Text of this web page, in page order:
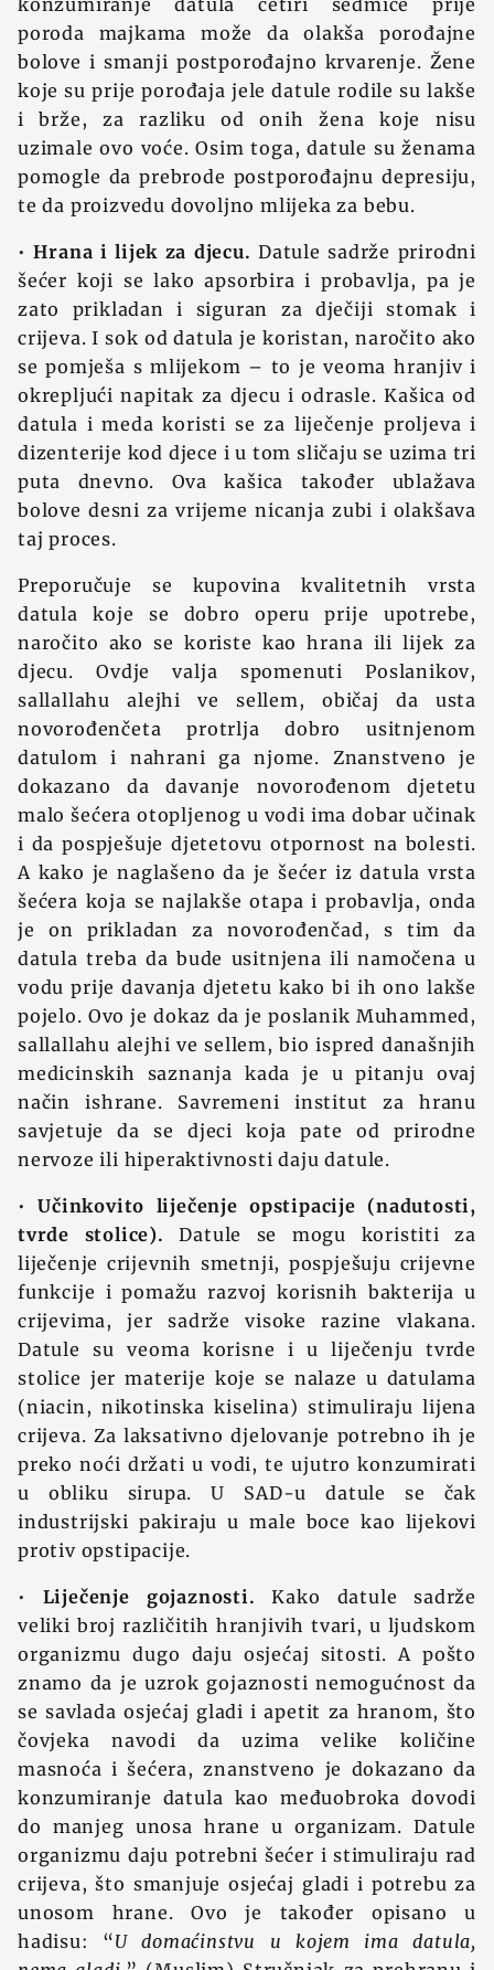
konzumiranje datula četiri sedmice prije
poroda majkama može da olakša porođajne
bolove i smanji postporođajno krvarenje. Žene
koje su prije porođaja jele datule rodile su lakše
i brže, za razliku od onih žena koje nisu
uzimale ovo voće. Osim toga, datule su ženama
pomogle da prebrode postporođajnu depresiju,
te da proizvedu dovoljno mlijeka za bebu.
•Hrana i lijek za djecu. Datule sadrže prirodni
šećer koji se lako apsorbira i probavlja, pa je
zato prikladan i siguran za dječiji stomak i
crijeva. I sok od datula je koristan, naročito ako
se pomješa s mlijekom – to je veoma hranjiv i
okrepljući napitak za djecu i odrasle. Kašica od
datula i meda koristi se za liječenje proljeva i
dizenterije kod djece i u tom sličaju se uzima tri
puta dnevno. Ova kašica također ublažava
bolove desni za vrijeme nicanja zubi i olakšava
taj proces.
Preporučuje se kupovina kvalitetnih vrsta
datula koje se dobro operu prije upotrebe,
naročito ako se koriste kao hrana ili lijek za
djecu. Ovdje valja spomenuti Poslanikov,
sallallahu alejhi ve sellem, običaj da usta
novorođenčeta protrlja dobro usitnjenom
datulom i nahrani ga njome. Znanstveno je
dokazano da davanje novorođenom djetetu
malo šećera otopljenog u vodi ima dobar učinak
i da pospješuje djetetovu otpornost na bolesti.
A kako je naglašeno da je šećer iz datula vrsta
šećera koja se najlakše otapa i probavlja, onda
je on prikladan za novorođenčad, s tim da
datula treba da bude usitnjena ili namočena u
vodu prije davanja djetetu kako bi ih ono lakše
pojelo. Ovo je dokaz da je poslanik Muhammed,
sallallahu alejhi ve sellem, bio ispred današnjih
medicinskih saznanja kada je u pitanju ovaj
način ishrane. Savremeni institut za hranu
savjetuje da se djeci koja pate od prirodne
nervoze ili hiperaktivnosti daju datule.
•Učinkovito liječenje opstipacije (nadutosti,
tvrde stolice).Datule se mogu koristiti za
liječenje crijevnih smetnji, pospješuju crijevne
funkcije i pomažu razvoj korisnih bakterija u
crijevima, jer sadrže visoke razine vlakana.
Datule su veoma korisne i u liječenju tvrde
stolice jer materije koje se nalaze u datulama
(niacin, nikotinska kiselina) stimuliraju lijena
crijeva. Za laksativno djelovanje potrebno ih je
preko noći držati u vodi, te ujutro konzumirati
u obliku sirupa. U SAD-u datule se čak
industrijski pakiraju u male boce kao lijekovi
protiv opstipacije.
• Liječenje gojaznosti.Kako datule sadrže
veliki broj različitih hranjivih tvari, u ljudskom
organizmu dugo daju osjećaj sitosti. A pošto
znamo da je uzrok gojaznosti nemogućnost da
se savlada osjećaj gladi i apetit za hranom, što
čovjeka navodi da uzima velike količine
masnoća i šećera, znanstveno je dokazano da
konzumiranje datula kao međuobroka dovodi
do manjeg unosa hrane u organizam. Datule
organizmu daju potrebni šećer i stimuliraju rad
crijeva, što smanjuje osjećaj gladi i potrebu za
unosom hrane. Ovo je također opisano u
hadisu: “U domaćinstvu u kojem ima datula,